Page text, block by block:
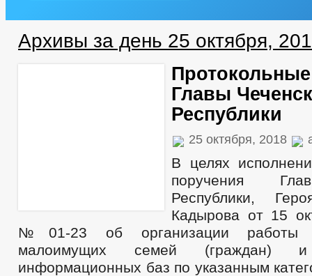
Архивы за день 25 октября,
Главы
Республики
25 октября, 2018
В целях
поручения
Республики,
Кадырова от 15
№01-23 об организации работы
малоимущих семей (граждан) и
информационных баз по указанным